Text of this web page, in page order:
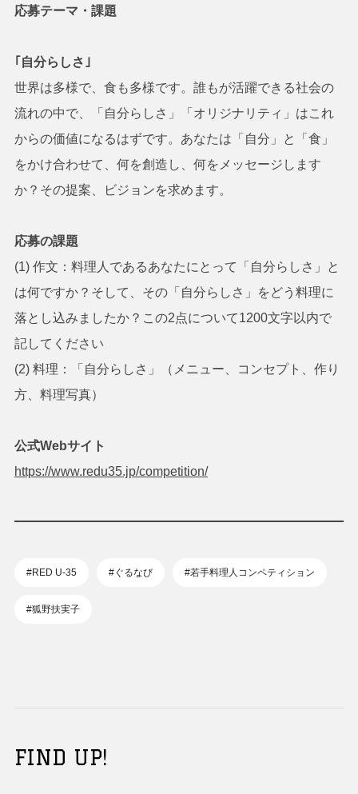
応募テーマ・課題
｢自分らしさ｣
世界は多様で、食も多様です。誰もが活躍できる社会の
流れの中で、「自分らしさ」「オリジナリティ」はこれ
からの価値になるはずです。あなたは「自分」と「食」
をかけ合わせて、何を創造し、何をメッセージします
か？その提案、ビジョンを求めます。
応募の課題
(1) 作文：料理人であるあなたにとって「自分らしさ」と
は何ですか？そして、その「自分らしさ」をどう料理に
落とし込みましたか？この2点について1200文字以内で
記してください
(2) 料理：「自分らしさ」（メニュー、コンセプト、作り
方、料理写真）
公式Webサイト
https://www.redu35.jp/competition/
#RED U-35 #ぐるなび #若手料理人コンペティション
#狐野扶実子
FIND UP!